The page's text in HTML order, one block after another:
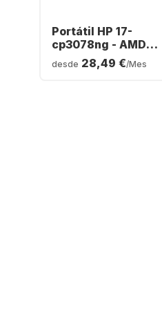
Portátil HP 17-
cp3078ng - AMD
Ryzen™ 7 7730U - 16
GB - SSD de 512 GB -
desde 28,49 €/Mes